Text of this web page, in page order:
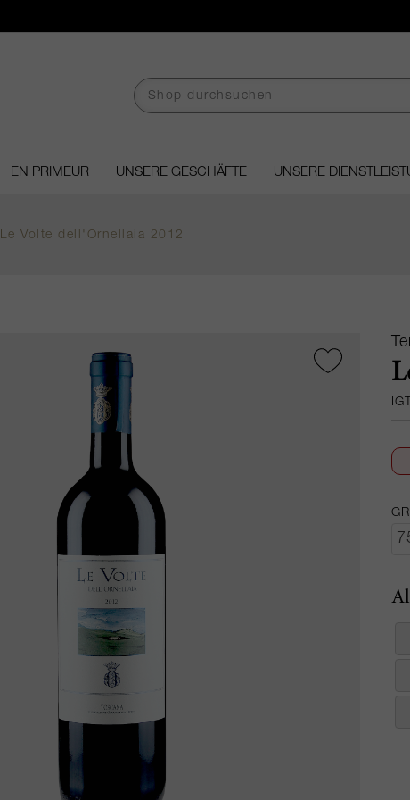
EN PRIMEUR UNSERE GESCHÄFTE UNSERE
Le Volte dell'Ornellaia 2012
IGT